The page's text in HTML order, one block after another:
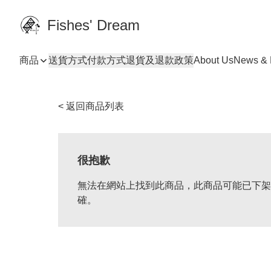
Fishes' Dream
商品 送貨方式付款方式退貨及退款政策About UsNews &
< 返回商品列表
很抱歉
無法在網站上找到此商品，此商品可能已下
確。